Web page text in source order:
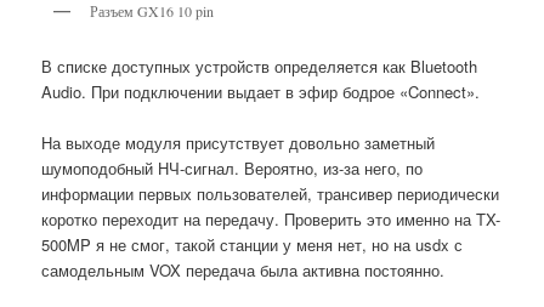
Разъем GX16 10 pin
В списке доступных устройств определяется как Bluetooth
Audio. При подключении выдает в эфир бодрое «Connect».
На выходе модуля присутствует довольно заметный
шумоподобный НЧ-сигнал. Вероятно, из-за него, по
информации первых пользователей, трансивер периодически
коротко переходит на передачу. Проверить это именно на TX-
500MP я не смог, такой станции у меня нет, но на usdx с
самодельным VOX передача была активна постоянно.